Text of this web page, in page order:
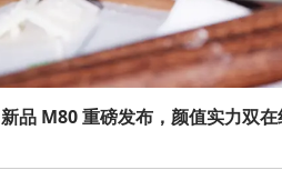
新品 M80 重磅发布，颜值实力双在